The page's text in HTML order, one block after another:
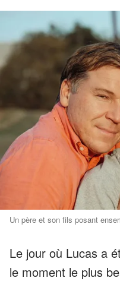
Un père et son fils posant
Le jour où Lucas a
le moment le plus